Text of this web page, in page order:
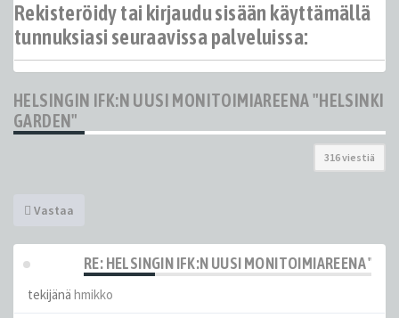
Rekisteröidy tai kirjaudu sisään käyttämällä
tunnuksiasi seuraavissa palveluissa:
HELSINGIN IFK:N UUSI MONITOIMIAREENA "HELSINKI
GARDEN"
316 viestiä
Vastaa
RE: HELSINGIN IFK:N UUSI MONITOIMIAREENA
tekijänä hmikko